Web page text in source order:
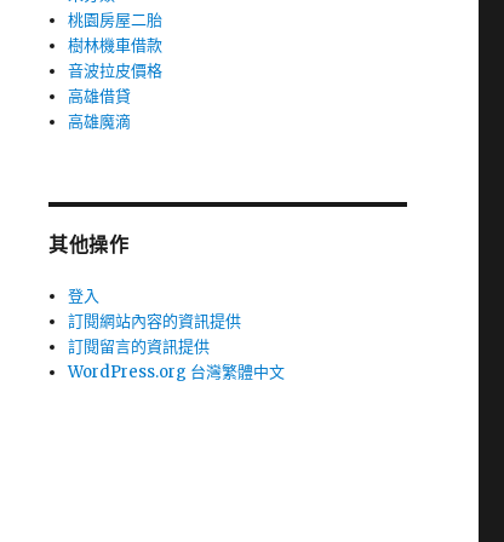
桃園房屋二胎
樹林機車借款
音波拉皮價格
高雄借貸
高雄魔滴
其他操作
登入
訂閱網站內容的資訊提供
訂閱留言的資訊提供
WordPress.org 台灣繁體中文